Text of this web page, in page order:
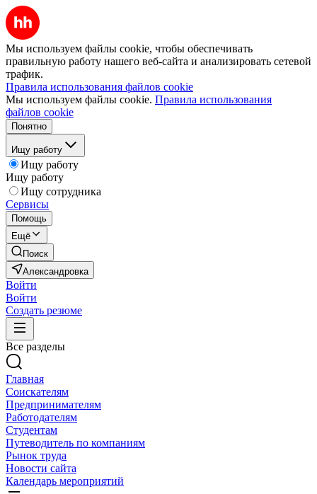
Мы используем файлы cookie, чтобы обеспечивать
правильную работу нашего веб-сайта и анализировать сетевой
трафик.
Правила использования файлов cookie
Мы используем файлы cookie. Правила использования
файлов cookie
Понятно
Ищу работу
Ищу работу
Ищу работу
Ищу сотрудника
Сервисы
Помощь
Ещё
Поиск
Александровка
Войти
Войти
Создать резюме
Все разделы
Главная
Соискателям
Предпринимателям
Работодателям
Студентам
Путеводитель по компаниям
Рынок труда
Новости сайта
Календарь мероприятий